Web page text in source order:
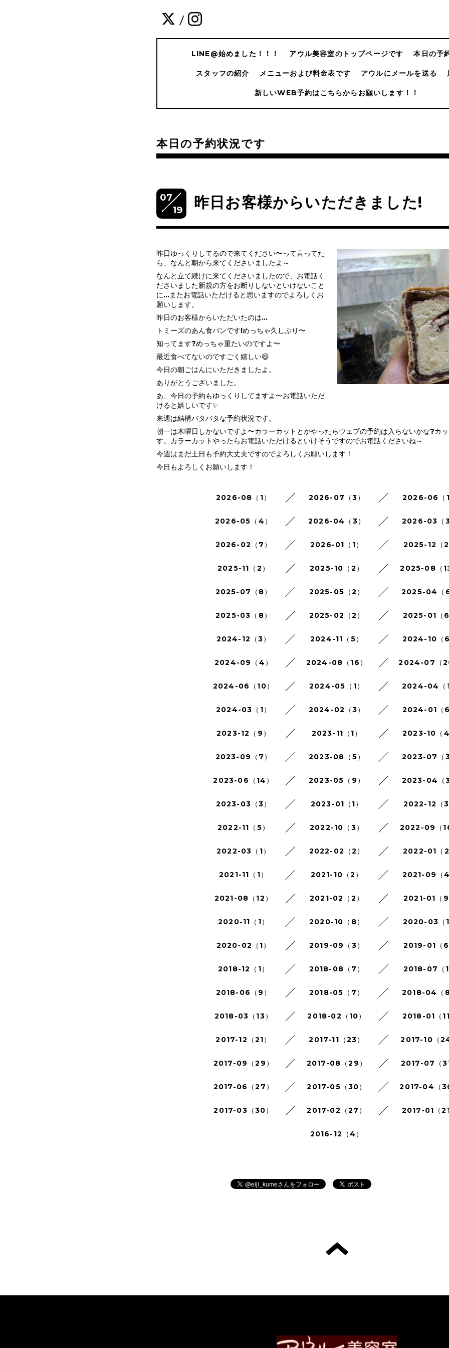
/
LINE@始めました！！！ アウル美容室のトップページです 本日の予
スタッフの紹介 メニューおよび料金表です アウルにメールを送る
新しいWEB予約はこちらからお願いします！！
本日の予約状況です
07
19
昨日お客様からいただきました!
昨日ゆっくりしてるので来てください〜って言ってた
ら、なんと朝から来てくださいましたよ～
なんと立て続けに来てくださいましたので、お電話く
ださいました新規の方をお断りしないといけないこと
に…またお電話いただけると思いますのでよろしくお
願いします。
昨日のお客様からいただいたのは…
トミーズのあん食パンです!めっちゃ久しぶり〜
知ってます?めっちゃ重たいのですよ〜
最近食べてないのですごく嬉しい😄
今日の朝ごはんにいただきましたよ。
ありがとうございました。
あ、今日の予約もゆっくりしてますよ〜お電話いただ
けると嬉しいです✨
来週は結構バタバタな予約状況です。
朝一は木曜日しかないですよ〜カラーカットとかやったらウェブの予約は入らないかな?カ
す。カラーカットやったらお電話いただけるといけそうですのでお電話くださいね～
今週はまだ土日も予約大丈夫ですのでよろしくお願いします！
今日もよろしくお願いします！
2026-08（1） 2026-07（3） 2026-06（1
2026-05（4） 2026-04（3） 2026-03（3
2026-02（7） 2026-01（1） 2025-12（2
2025-11（2） 2025-10（2） 2025-08（13
2025-07（8） 2025-05（2） 2025-04（6
2025-03（8） 2025-02（2） 2025-01（6
2024-12（3） 2024-11（5） 2024-10（6
2024-09（4） 2024-08（16） 2024-07（
2024-06（10） 2024-05（1） 2024-04（1
2024-03（1） 2024-02（3） 2024-01（6
2023-12（9） 2023-11（1） 2023-10（4
2023-09（7） 2023-08（5） 2023-07（3
2023-06（14） 2023-05（9） 2023-04（3
2023-03（3） 2023-01（1） 2022-12（3
2022-11（5） 2022-10（3） 2022-09（16
2022-03（1） 2022-02（2） 2022-01（2
2021-11（1） 2021-10（2） 2021-09（4
2021-08（12） 2021-02（2） 2021-01（9
2020-11（1） 2020-10（8） 2020-03（1
2020-02（1） 2019-09（3） 2019-01（6
2018-12（1） 2018-08（7） 2018-07（1
2018-06（9） 2018-05（7） 2018-04（8
2018-03（13） 2018-02（10） 2018-01（11
2017-12（21） 2017-11（23） 2017-10（24
2017-09（29） 2017-08（29） 2017-07（31
2017-06（27） 2017-05（30） 2017-04（
2017-03（30） 2017-02（27） 2017-01（21
2016-12（4）